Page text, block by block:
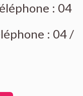
: 04
: 04 /